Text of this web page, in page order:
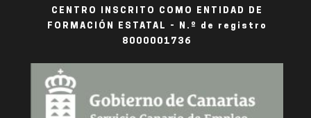
CENTRO INSCRITO COMO ENTIDAD DE
FORMACIÓN ESTATAL - N.º de registro
8000001736